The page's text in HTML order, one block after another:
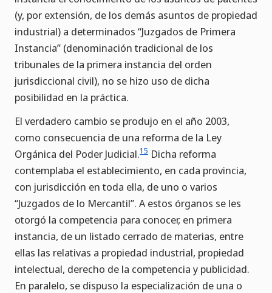
(y, por extensión, de los demás asuntos de propiedad
industrial) a determinados “Juzgados de Primera
Instancia” (denominación tradicional de los
tribunales de la primera instancia del orden
jurisdiccional civil), no se hizo uso de dicha
posibilidad en la práctica.
El verdadero cambio se produjo en el año 2003,
como consecuencia de una reforma de la Ley
Orgánica del Poder Judicial.15 Dicha reforma
contemplaba el establecimiento, en cada provincia,
con jurisdicción en toda ella, de uno o varios
“Juzgados de lo Mercantil”. A estos órganos se les
otorgó la competencia para conocer, en primera
instancia, de un listado cerrado de materias, entre
ellas las relativas a propiedad industrial, propiedad
intelectual, derecho de la competencia y publicidad.
En paralelo, se dispuso la especialización de una o